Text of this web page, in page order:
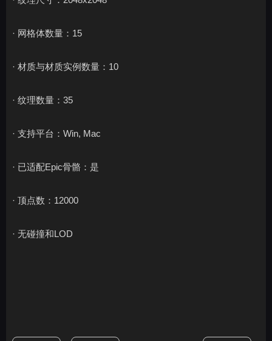
· 网格体数量：15
· 材质与材质实例数量：10
· 纹理数量：35
· 支持平台：Win, Mac
· 已适配Epic骨骼：是
· 顶点数：12000
· 无碰撞和LOD